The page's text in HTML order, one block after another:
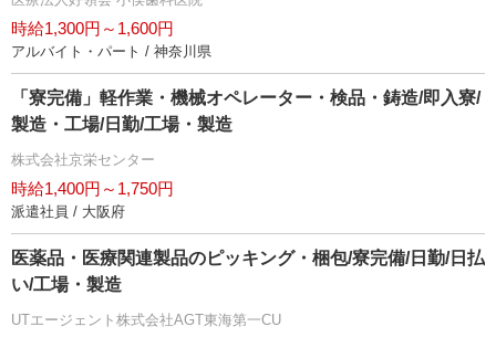
時給1,300円～1,600円
アルバイト・パート / 神奈川県
「寮完備」軽作業・機械オペレーター・検品・鋳造/即入寮/
製造・工場/日勤/工場・製造
株式会社京栄センター
時給1,400円～1,750円
派遣社員 / 大阪府
医薬品・医療関連製品のピッキング・梱包/寮完備/日勤/日払
い/工場・製造
UTエージェント株式会社AGT東海第一CU